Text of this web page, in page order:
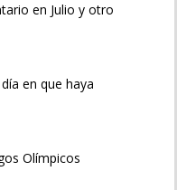
en Julio y otro
en que haya
Olímpicos